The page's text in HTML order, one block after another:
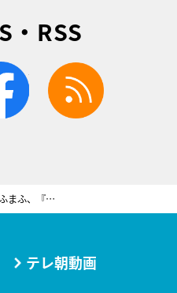
・RSS
facebook
まふまふ、『リーマンズクラブ』EDテーマ書き下ろし！タイトル『二千五百万分の一』に込めた意味
テレ朝動画